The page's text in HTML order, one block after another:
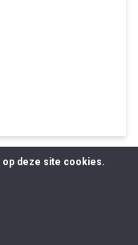
op deze site cookies.